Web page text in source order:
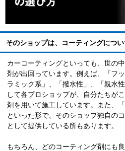
そのショップは、コーティングにつ
カーコーティングといっても、世の
剤が出回っています。例えば、「フ
ラミック系」、「撥水性」、「親水
して各プロショップが、自分たちが
剤を用いて施工しています。また、
といった形で、そのショップ独自の
として提供している所もあります。
もちろん、どのコーティング剤にも